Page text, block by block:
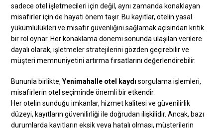
sadece otel işletmecileri için değil, aynı zamanda konaklayan
misafirler için de hayati önem taşır. Bu kayıtlar, otelin yasal
yükümlülükleri ve misafir güvenliğini sağlamak açısından kritik
bir rol oynar. Her konaklama dönemi sonunda ulaşılan verilere
dayalı olarak, işletmeler stratejilerini gözden geçirebilir ve
müşteri memnuniyetini artırma fırsatlarını değerlendirebilir.
Bununla birlikte,Yenimahalle otel kaydı sorgulama işlemleri,
misafirlerin otel seçiminde önemli bir etkendir.
Her otelin sunduğu imkanlar, hizmet kalitesi ve güvenilirlik
düzeyi, kayıtların güvenilirliği ile doğrudan ilişkilidir. Ancak, bazı
durumlarda kayıtların eksik veya hatalı olması, müşterilerin